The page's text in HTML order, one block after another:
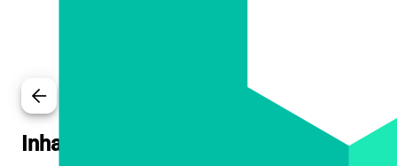
arrow_back
Inhaltsverzeichnis